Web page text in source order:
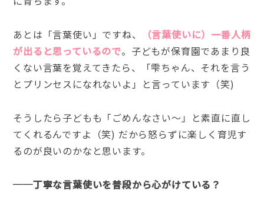
あとは「言葉使い」ですね、
（言葉使いに）一番人柄
が出ると思っているので。子どもが保育園であまり良
くない言葉を覚えてきたら、「雫ちゃん、それを言う
とプリンセスになれないよ」と言っています（笑)
そうしたら子どもも「ごめんなさい〜」と素直に直し
てくれるんですよ（笑) だから怒らずに楽しく育児す
るのが良いのかなと思います。
──丁寧な言葉使いを普段から心がけている？